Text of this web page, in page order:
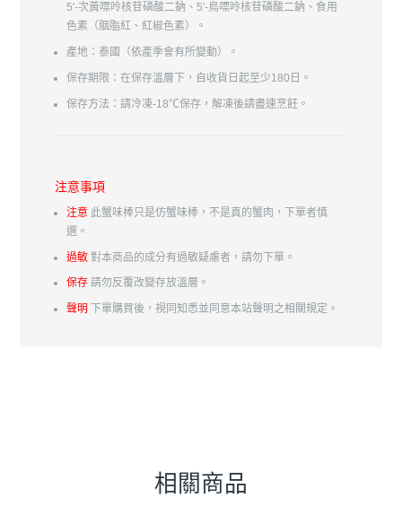
5′-次黃嘌呤核苷磷酸二鈉、5′-鳥嘌呤核苷磷酸二鈉、食用
色素（胭脂紅、紅椒色素）。
產地：泰國（依產季會有所變動）。
保存期限：在保存溫層下，自收貨日起至少180日。
保存方法：請冷凍-18℃保存，解凍後請盡速烹飪。
注意事項
注意此蟹味棒只是仿蟹味棒，不是真的蟹肉，下單者慎
選。
過敏對本商品的成分有過敏疑慮者，請勿下單。
保存請勿反覆改變存放溫層。
聲明 下單購買後，視同知悉並同意本站聲明之相關規定。
相關商品